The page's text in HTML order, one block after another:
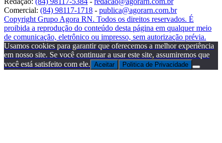
Comercial: (84) 98117-1718 - publica@agorarn.com.br
Copyright Grupo Agora RN. Todos os direitos reservados. É
proibida a reprodução do conteúdo desta página em qualquer meio
de comunicação, eletrônico ou impresso, sem autorização prévia.
Usamos cookies para garantir que oferecemos a melhor experiência
em nosso site. Se você continuar a usar este site, assumiremos que
você está satisfeito com ele. Aceitar Politica de Privacidade